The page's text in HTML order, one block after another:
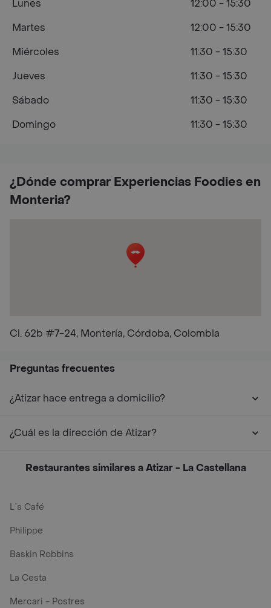
¿Dónde comprar Experiencias Foodies en
Monteria?
Cl. 62b #7-24, Montería, Córdoba, Colombia
Lunes
12:00 - 15:30
Martes
12:00 - 15:30
Miércoles
11:30 - 15:30
Jueves
11:30 - 15:30
Sábado
11:30 - 15:30
Domingo
11:30 - 15:30
Preguntas frecuentes
¿Atizar hace entrega a domicilio?
¿Cuál es la dirección de Atizar?
Restaurantes similares a Atizar - La Castellana
L´s Café
Philippe
Baskin Robbins
La Cesta
Mercari - Postres